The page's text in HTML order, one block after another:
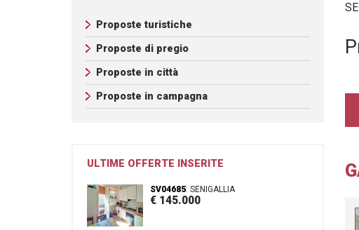
Proposte turistiche
Proposte di pregio
Proposte in città
Proposte in campagna
ULTIME OFFERTE INSERITE
SV04685: SENIGALLIA
€ 145.000